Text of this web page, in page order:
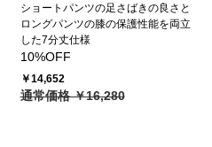
ショートパンツの足さばきの良さと
ロングパンツの膝の保護性能を両立
した7分丈仕様
10%OFF
￥14,652
通常価格 ￥16,280